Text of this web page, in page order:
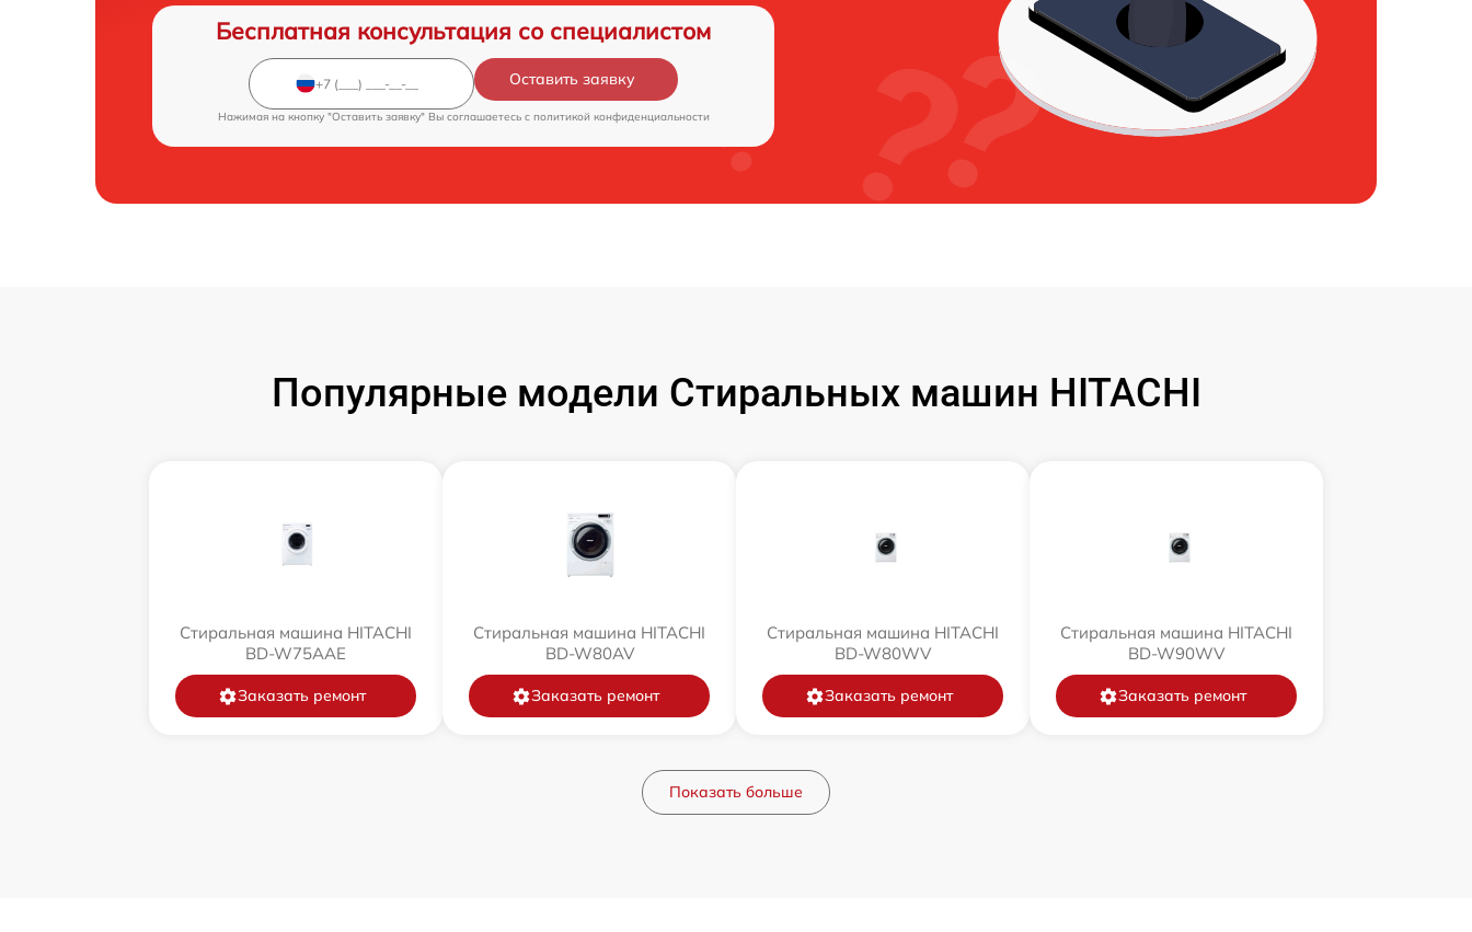
Бесплатная консультация со специалистом
Оставить заявку
Нажимая на кнопку "Оставить заявку" Вы соглашаетесь c политикой конфиденциальности
Популярные модели Стиральных машин HITACHI
Стиральная машина HITACHI
BD-W75AAE
Заказать ремонт
Стиральная машина HITACHI
BD-W80AV
Заказать ремонт
Стиральная машина HITACHI
BD-W80WV
Заказать ремонт
Стиральная машина HITACHI
BD-W90WV
Заказать ремонт
Показать больше